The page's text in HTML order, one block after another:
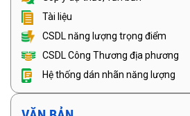
Tài liệu
CSDL năng lượng trọng điểm
CSDL Công Thương địa phương
Hệ thống dán nhãn năng lượng